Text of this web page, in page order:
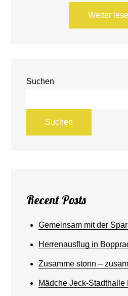
ok
Weiter
Suchen
Suchen
Recent Posts
Gemeinsam mit der
Herrenausflug in
Zusamme stonn –
Mädche Jeck-Stadthalle